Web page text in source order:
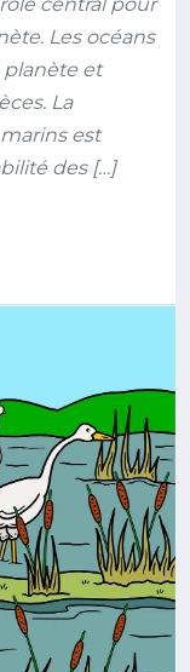
Les océans
et
La
est
des […]